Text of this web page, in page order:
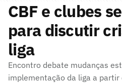
CBF e clubes
para discutir
liga
Encontro debate mudanças
implementação da liga a